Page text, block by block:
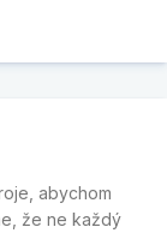
abychom
že ne každý